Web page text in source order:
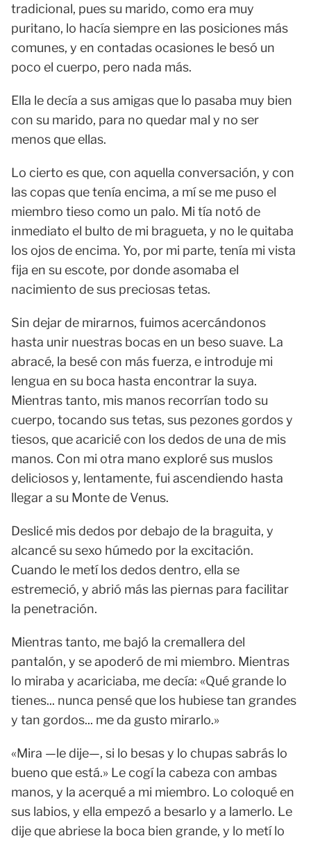
tradicional, pues su marido, como era muy
puritano, lo hacía siempre en las posiciones más
comunes, y en contadas ocasiones le besó un
poco el cuerpo, pero nada más.
Ella le decía a sus amigas que lo pasaba muy bien
con su marido, para no quedar mal y no ser
menos que ellas.
Lo cierto es que, con aquella conversación, y con
las copas que tenía encima, a mí se me puso el
miembro tieso como un palo. Mi tía notó de
inmediato el bulto de mi bragueta, y no le quitaba
los ojos de encima. Yo, por mi parte, tenía mi vista
fija en su escote, por donde asomaba el
nacimiento de sus preciosas tetas.
Sin dejar de mirarnos, fuimos acercándonos
hasta unir nuestras bocas en un beso suave. La
abracé, la besé con más fuerza, e introduje mi
lengua en su boca hasta encontrar la suya.
Mientras tanto, mis manos recorrían todo su
cuerpo, tocando sus tetas, sus pezones gordos y
tiesos, que acaricié con los dedos de una de mis
manos. Con mi otra mano exploré sus muslos
deliciosos y, lentamente, fui ascendiendo hasta
llegar a su Monte de Venus.
Deslicé mis dedos por debajo de la braguita, y
alcancé su sexo húmedo por la excitación.
Cuando le metí los dedos dentro, ella se
estremeció, y abrió más las piernas para facilitar
la penetración.
Mientras tanto, me bajó la cremallera del
pantalón, y se apoderó de mi miembro. Mientras
lo miraba y acariciaba, me decía: «Qué grande lo
tienes... nunca pensé que los hubiese tan grandes
y tan gordos... me da gusto mirarlo.»
«Mira —le dije—, si lo besas y lo chupas sabrás lo
bueno que está.» Le cogí la cabeza con ambas
manos, y la acerqué a mi miembro. Lo coloqué en
sus labios, y ella empezó a besarlo y a lamerlo. Le
dije que abriese la boca bien grande, y lo metí lo